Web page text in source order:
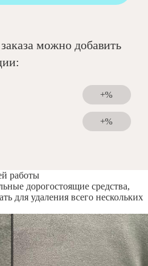
можно добавить
+%
+%
работы
дорогостоящие средства,
для удаления всего нескольких